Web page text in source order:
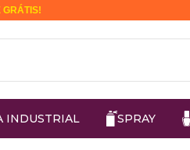
GRÁTIS!
INDUSTRIAL SPRAY